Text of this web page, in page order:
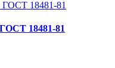
18481-81